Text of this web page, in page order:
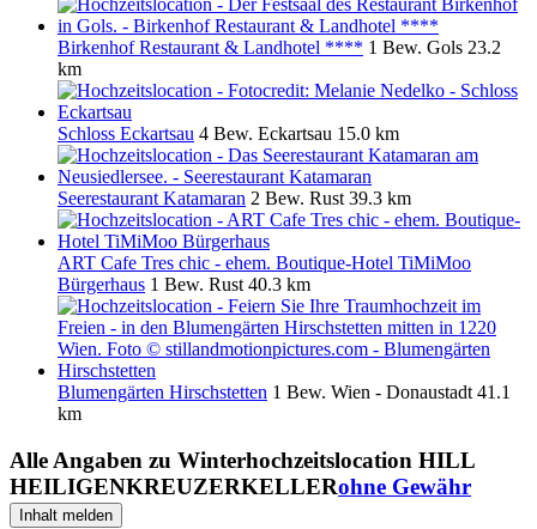
Birkenhof Restaurant & Landhotel **** 1 Bew. Gols 23.2
km
Schloss Eckartsau 4 Bew. Eckartsau 15.0 km
Seerestaurant Katamaran 2 Bew. Rust 39.3 km
ART Cafe Tres chic - ehem. Boutique-Hotel TiMiMoo
Bürgerhaus 1 Bew. Rust 40.3 km
Blumengärten Hirschstetten 1 Bew. Wien - Donaustadt 41.1
km
Alle Angaben zu Winterhochzeitslocation HILL
HEILIGENKREUZERKELLERohne Gewähr
Inhalt melden